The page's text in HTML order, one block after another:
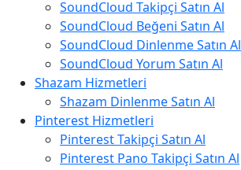
SoundCloud Takipçi Satın Al
SoundCloud Beğeni Satın Al
SoundCloud Dinlenme Satın Al
SoundCloud Yorum Satın Al
Shazam Hizmetleri
Shazam Dinlenme Satın Al
Pinterest Hizmetleri
Pinterest Takipçi Satın Al
Pinterest Pano Takipçi Satın Al